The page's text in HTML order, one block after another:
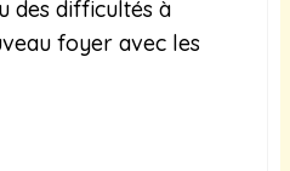
des difficultés à
foyer avec les